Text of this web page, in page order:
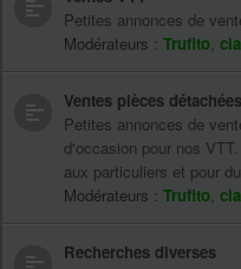
Petites annonces de
Modérateurs : Trufito,
Ventes pièces détachées
Petites annonces de
d'occasion pour nos
aux particuliers et pour
Modérateurs : Trufito,
Recherches diverses